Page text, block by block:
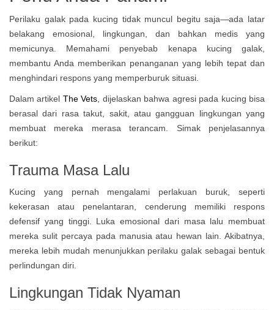
Perilaku galak pada kucing tidak muncul begitu saja—ada latar
belakang emosional, lingkungan, dan bahkan medis yang
memicunya. Memahami penyebab kenapa kucing galak,
membantu Anda memberikan penanganan yang lebih tepat dan
menghindari respons yang memperburuk situasi.
Dalam artikel The Vets , dijelaskan bahwa agresi pada kucing bisa
berasal dari rasa takut, sakit, atau gangguan lingkungan yang
membuat mereka merasa terancam. Simak penjelasannya
berikut:
Trauma Masa Lalu
Kucing yang pernah mengalami perlakuan buruk, seperti
kekerasan atau penelantaran, cenderung memiliki respons
defensif yang tinggi. Luka emosional dari masa lalu membuat
mereka sulit percaya pada manusia atau hewan lain. Akibatnya,
mereka lebih mudah menunjukkan perilaku galak sebagai bentuk
perlindungan diri.
Lingkungan Tidak Nyaman